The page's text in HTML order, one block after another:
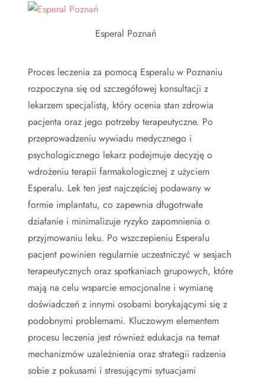
Esperal Poznań
Proces leczenia za pomocą Esperalu w Poznaniu
rozpoczyna się od szczegółowej konsultacji z
lekarzem specjalistą, który ocenia stan zdrowia
pacjenta oraz jego potrzeby terapeutyczne. Po
przeprowadzeniu wywiadu medycznego i
psychologicznego lekarz podejmuje decyzję o
wdrożeniu terapii farmakologicznej z użyciem
Esperalu. Lek ten jest najczęściej podawany w
formie implantatu, co zapewnia długotrwałe
działanie i minimalizuje ryzyko zapomnienia o
przyjmowaniu leku. Po wszczepieniu Esperalu
pacjent powinien regularnie uczestniczyć w sesjach
terapeutycznych oraz spotkaniach grupowych, które
mają na celu wsparcie emocjonalne i wymianę
doświadczeń z innymi osobami borykającymi się z
podobnymi problemami. Kluczowym elementem
procesu leczenia jest również edukacja na temat
mechanizmów uzależnienia oraz strategii radzenia
sobie z pokusami i stresującymi sytuacjami